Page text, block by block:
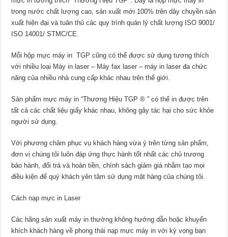
trong nước chất lượng cao, sản xuất mới 100% trên dây chuyền sản
xuất hiện đại và tuân thủ các quy trình quản lý chất lượng ISO 9001/
ISO 14001/ STMC/CE.
Mỗi hộp mực máy in TGP cũng có thể được sử dụng tương thích
với nhiều loại Máy in laser – Máy fax laser – máy in laser đa chức
năng của nhiều nhà cung cấp khác nhau trên thế giới.
Sản phẩm mực máy in “Thương Hiệu TGP ® ” có thể in được trên
tất cả các chất liệu giấy khác nhau, không gây tác hại cho sức khỏe
người sử dụng.
Với phương châm phục vụ khách hàng vừa ý trên từng sản phẩm,
đơn vị chúng tôi luôn đáp ứng thực hành tốt nhất các chủ trương
bảo hành, đổi trả và hoàn tiền, chính sách giảm giá nhằm tạo mọi
điều kiện để quý khách yên tâm sử dụng mặt hàng của chúng tôi.
Cách nạp mực in Laser
Các hãng sản xuất máy in thường không hướng dẫn hoặc khuyến
khích khách hàng về phong thái nạp mực máy in với kỳ vọng bạn